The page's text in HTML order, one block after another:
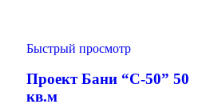
Быстрый просмотр
Проект Бани “С-50” 50
кв.м